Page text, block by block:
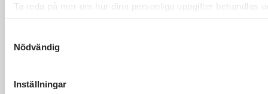
Ta reda på mer om hur dina personliga uppgifter behandlas
cookie-förklaringen.
Vi använder enhetsidentifierare för att anpassa innehållet
Nödvändig
Inställningar